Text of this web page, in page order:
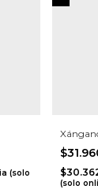
(solo
(solo